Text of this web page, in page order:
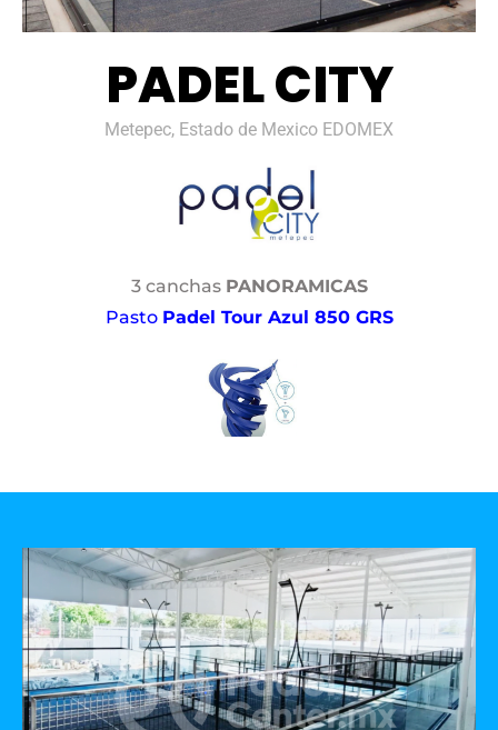
PADEL CITY
Metepec, Estado de Mexico EDOMEX
3 canchas PANORAMICAS
Pasto Padel Tour Azul 850 GRS